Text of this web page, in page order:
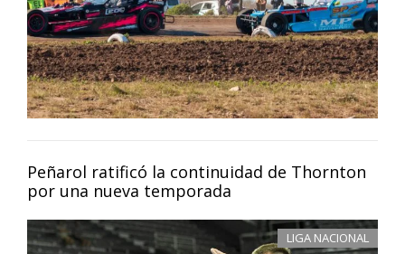
Peñarol ratificó la continuidad de Thornton
por una nueva temporada
LIGA NACIONAL